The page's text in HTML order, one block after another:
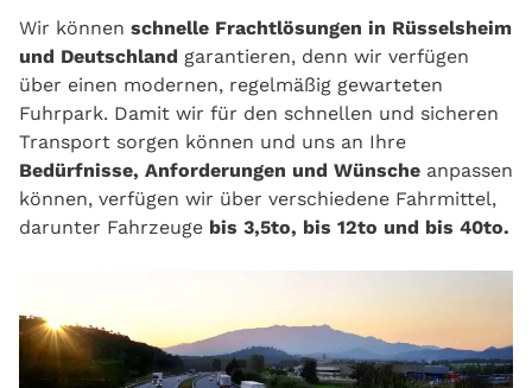
Wir können schnelle Frachtlösungen in Rüsselsheim
und Deutschland garantieren, denn wir verfügen
über einen modernen, regelmäßig gewarteten
Fuhrpark. Damit wir für den schnellen und sicheren
Transport sorgen können und uns an Ihre
Bedürfnisse, Anforderungen und Wünsche anpassen
können, verfügen wir über verschiedene Fahrmittel,
darunter Fahrzeuge bis 3,5to, bis 12to und bis 40to.